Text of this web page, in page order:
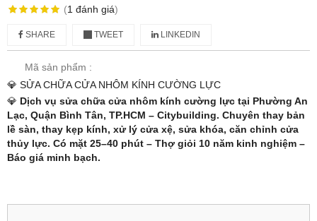
(1 đánh giá)
SHARE TWEET LINKEDIN
Mã sản phẩm :
💎 SỬA CHỮA CỬA NHÔM KÍNH CƯỜNG LỰC
💎 Dịch vụ sửa chữa cửa nhôm kính cường lực tại Phường An
Lạc, Quận Bình Tân, TP.HCM – Citybuilding. Chuyên thay bản
lề sàn, thay kẹp kính, xử lý cửa xệ, sửa khóa, căn chỉnh cửa
thủy lực. Có mặt 25–40 phút – Thợ giỏi 10 năm kinh nghiệm –
Báo giá minh bạch.